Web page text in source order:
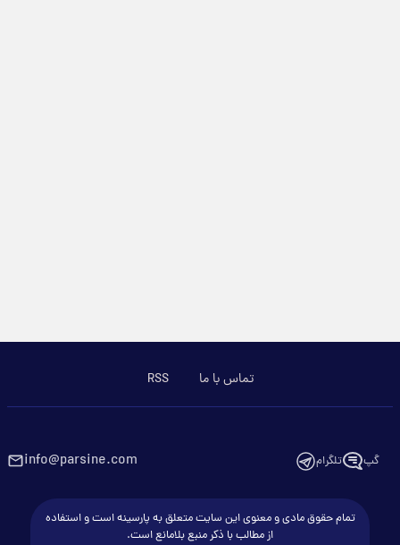
تماس با ما RSS
گپ تلگرام info@parsine.com
تمام حقوق مادی و معنوی این سایت متعلق به پارسینه است و استفاده
از مطالب با ذکر منبع بلامانع است.